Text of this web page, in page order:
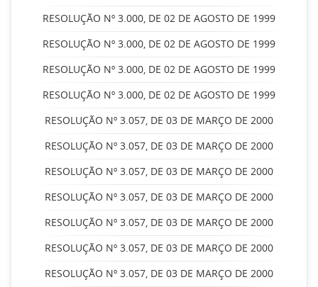
RESOLUÇÃO Nº 3.000, DE 02 DE AGOSTO DE 1999
RESOLUÇÃO Nº 3.000, DE 02 DE AGOSTO DE 1999
RESOLUÇÃO Nº 3.000, DE 02 DE AGOSTO DE 1999
RESOLUÇÃO Nº 3.000, DE 02 DE AGOSTO DE 1999
RESOLUÇÃO Nº 3.057, DE 03 DE MARÇO DE 2000
RESOLUÇÃO Nº 3.057, DE 03 DE MARÇO DE 2000
RESOLUÇÃO Nº 3.057, DE 03 DE MARÇO DE 2000
RESOLUÇÃO Nº 3.057, DE 03 DE MARÇO DE 2000
RESOLUÇÃO Nº 3.057, DE 03 DE MARÇO DE 2000
RESOLUÇÃO Nº 3.057, DE 03 DE MARÇO DE 2000
RESOLUÇÃO Nº 3.057, DE 03 DE MARÇO DE 2000